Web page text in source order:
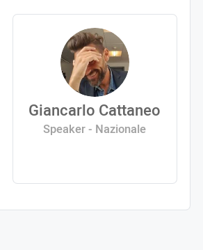
Giancarlo Cattaneo
Speaker - Nazionale